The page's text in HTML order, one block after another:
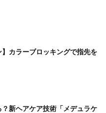
】カラーブロッキングで指先を
新ヘアケア技術「メデュラケ